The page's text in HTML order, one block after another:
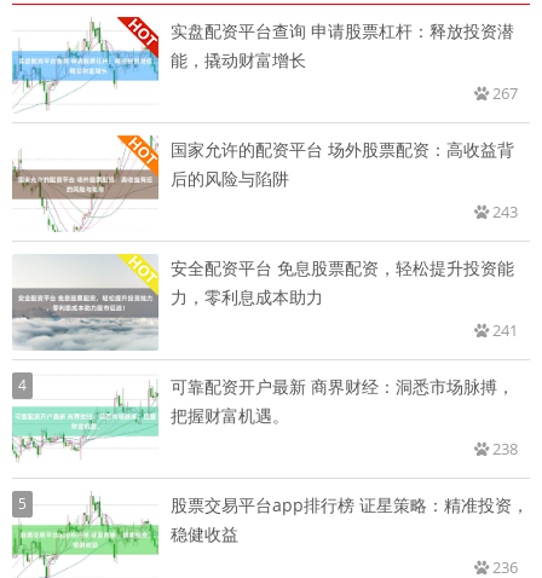
实盘配资平台查询 申请股票杠杆：释放投资潜
能，撬动财富增长
267
国家允许的配资平台 场外股票配资：高收益背
后的风险与陷阱
243
安全配资平台 免息股票配资，轻松提升投资能
力，零利息成本助力
241
4
可靠配资开户最新 商界财经：洞悉市场脉搏，
把握财富机遇。
238
5
股票交易平台app排行榜 证星策略：精准投资，
稳健收益
236